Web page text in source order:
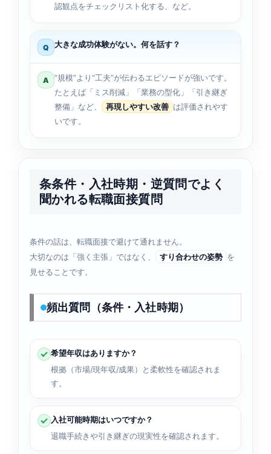
認観点をチェックリスト化する、など。
Q 大きな成功体験がない。何を話す？
A
“規模”より“工夫”が伝わるエピソードが強いです。
たとえば「ミス削減」「業務の型化」「引き継ぎ
整備」など、
再現しやすい改善 は評価されやす
いです。
条条件・入社時期・逆質問でよく
聞かれる転職面接質問
条件の話は、転職面接で避けて通れません。
大切なのは「強く主張」ではなく、
すり合わせの姿勢 を
見せることです。
頻出質問（条件・入社時期）
希望年収はありますか？
根拠（市場/現年収/成果）と柔軟性を確認されま
す。
入社可能時期はいつですか？
退職手続きや引き継ぎの現実性を確認されます。